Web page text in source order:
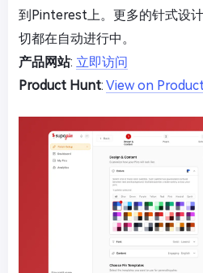
到Pinterest上。更多的针式设
切都在自动进行中。
产品网站: 立即访问
Product Hunt: View on